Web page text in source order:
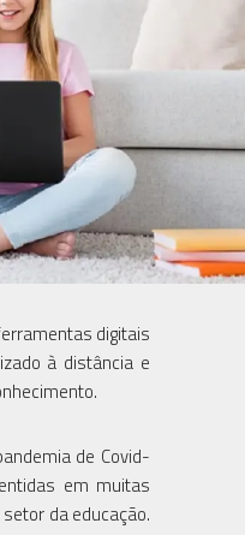
digitais
à distância e
de Covid-
em muitas
da educação.